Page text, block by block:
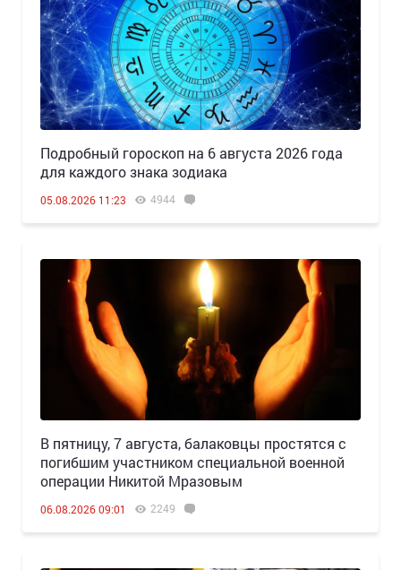
Подробный гороскоп на 6 августа 2026 года
для каждого знака зодиака
05.08.2026 11:23 4944
В пятницу, 7 августа, балаковцы простятся с
погибшим участником специальной военной
операции Никитой Мразовым
06.08.2026 09:01 2249